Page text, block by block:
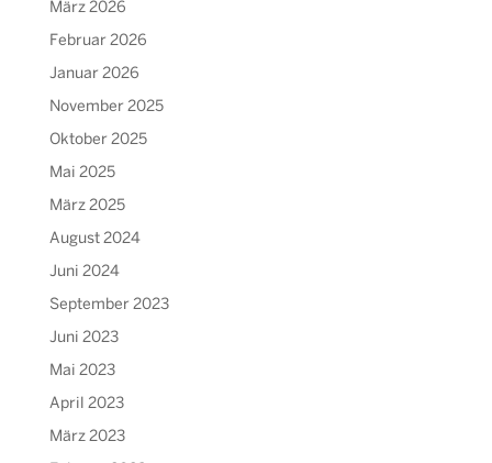
März 2026
Februar 2026
Januar 2026
November 2025
Oktober 2025
Mai 2025
März 2025
August 2024
Juni 2024
September 2023
Juni 2023
Mai 2023
April 2023
März 2023